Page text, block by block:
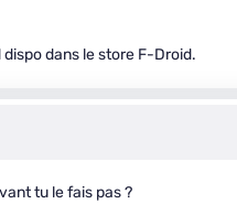
dans le store F-Droid.
tu le fais pas ?